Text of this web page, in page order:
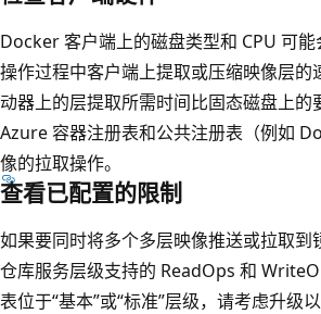
Docker 客户端上的磁盘类型和 CPU 可
操作过程中客户端上提取或压缩映像层的
动器上的层提取所需时间比固态磁盘上的
Azure 容器注册表和公共注册表（例如
像的拉取操作。
查看已配置的限制
如果要同时将多个多层映像推送或拉取到
仓库服务层级支持的 ReadOps 和
表位于“基本”或“标准”层级，请考虑升级